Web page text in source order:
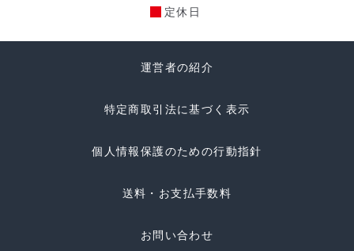
定休日
運営者の紹介
特定商取引法に基づく表示
個人情報保護のための行動指針
送料・お支払手数料
お問い合わせ